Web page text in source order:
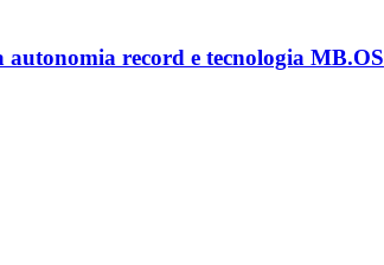
record e tecnologia MB.OS